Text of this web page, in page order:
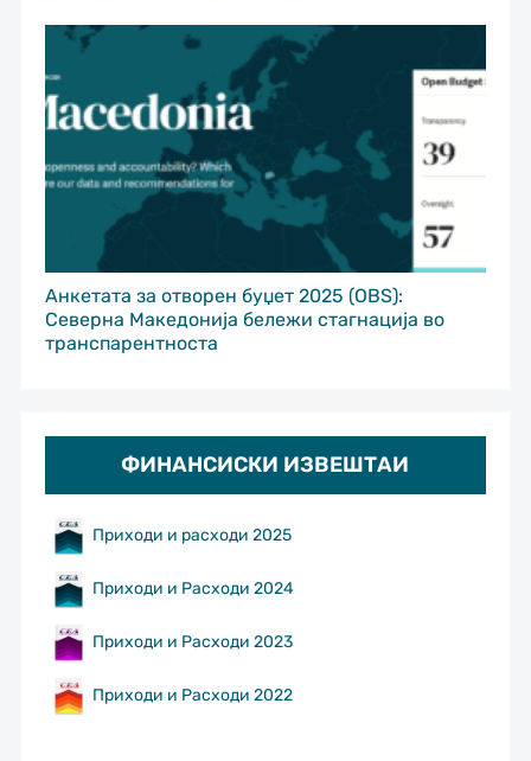
Анкетата за отворен буџет 2025 (OBS):
Северна Македонија бележи стагнација во
транспарентноста
ФИНАНСИСКИ ИЗВЕШТАИ
Приходи и расходи 2025
Приходи и Расходи 2024
Приходи и Расходи 2023
Приходи и Расходи 2022